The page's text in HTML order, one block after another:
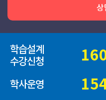
상
학습설계
수강신청
학사운영